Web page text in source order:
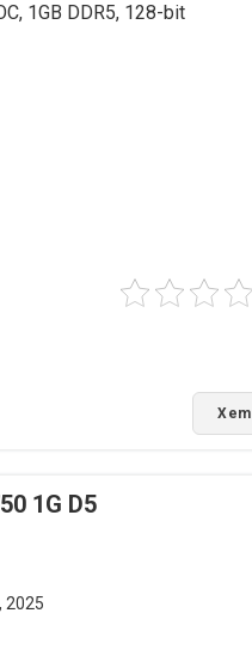
1GB DDR5, 128-bit
1G D5
2025